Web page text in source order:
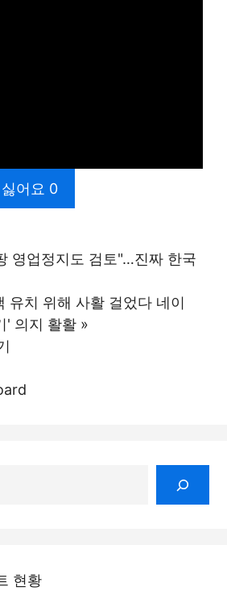
싫어요 0
영업정지도 검토"…진짜 한국
유치 위해 사활 걸었다 네이
' 의지 활활 »